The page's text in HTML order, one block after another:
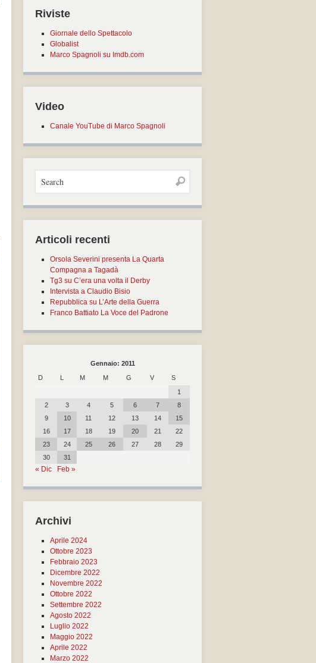
Riviste
Giornale dello Spettacolo
Globalist
Marco Spagnoli su Imdb.com
Video
Canale YouTube di Marco Spagnoli
Articoli recenti
Orsola Severini presenta La Quarta
Compagna a Tagadà
Tg3 su C’era una volta il Derby
Intervista a Claudio Bisio
Repubblica su L’Arte della Guerra
Franco Battiato La Voce del Padrone
Gennaio: 2011
D
L M M G V
S
1
2
3 4 5 6 7
8
9
10 11 12 13 14
15
16
17 18 19 20 21
22
23
24 25 26 27 28
29
30
31
« Dic Feb »
Archivi
Aprile 2024
Ottobre 2023
Febbraio 2023
Dicembre 2022
Novembre 2022
Ottobre 2022
Settembre 2022
Agosto 2022
Luglio 2022
Maggio 2022
Aprile 2022
Marzo 2022